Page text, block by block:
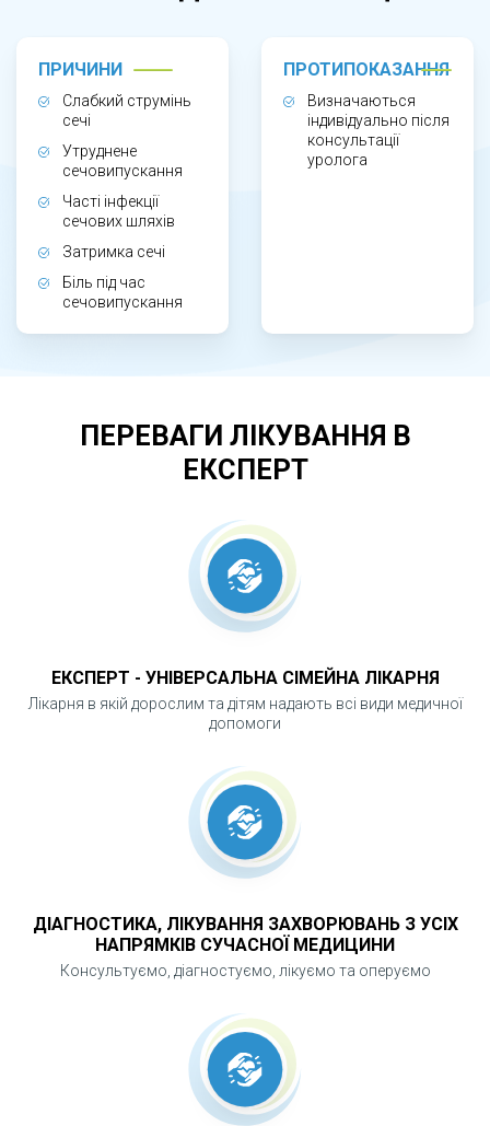
процедура дозволяє механічно розширити
звужену ділянку уретри, покращити відтік сечі
та зменшити симптоми, а рішення про її
проведення приймається після огляду
уролога та інструментальної діагностики.
Бужування виконується із застосуванням
спеціальних інструментів — бужів різного
діаметра, які поступово вводяться в уретру
для делікатного розширення звуженої
ділянки; процедура може проводитися під
місцевою анестезією, триває недовго та
зазвичай не потребує тривалої госпіталізації, а
щодо профілактики рецидиву та контролю
стану.
ЧОМУ ВАЖЛИВО СВОЄЧАСНО ЛІКУВАТИ
Несвоєчасне лікування звуження уретри
запалення сечового міхура та нирок,
формування каменів або порушення функції
сечовидільної системи, тому рання
діагностика та правильно обрана тактика
ПРИЧИНИ
Слабкий струмінь
сечі
Утруднене
сечовипускання
Часті інфекції
сечових шляхів
Затримка сечі
Біль під час
сечовипускання
ПРОТИПОКАЗАННЯ
Визначаються
індивідуально після
консультації
уролога
ПЕРЕВАГИ ЛІКУВАННЯ В
ЕКСПЕРТ
ЕКСПЕРТ - УНІВЕРСАЛЬНА СІМЕЙНА ЛІКАРНЯ
Лікарня в якій дорослим та дітям надають всі види медичної
допомоги
ДІАГНОСТИКА, ЛІКУВАННЯ ЗАХВОРЮВАНЬ З УСІХ
НАПРЯМКІВ СУЧАСНОЇ МЕДИЦИНИ
Консультуємо, діагностуємо, лікуємо та оперуємо